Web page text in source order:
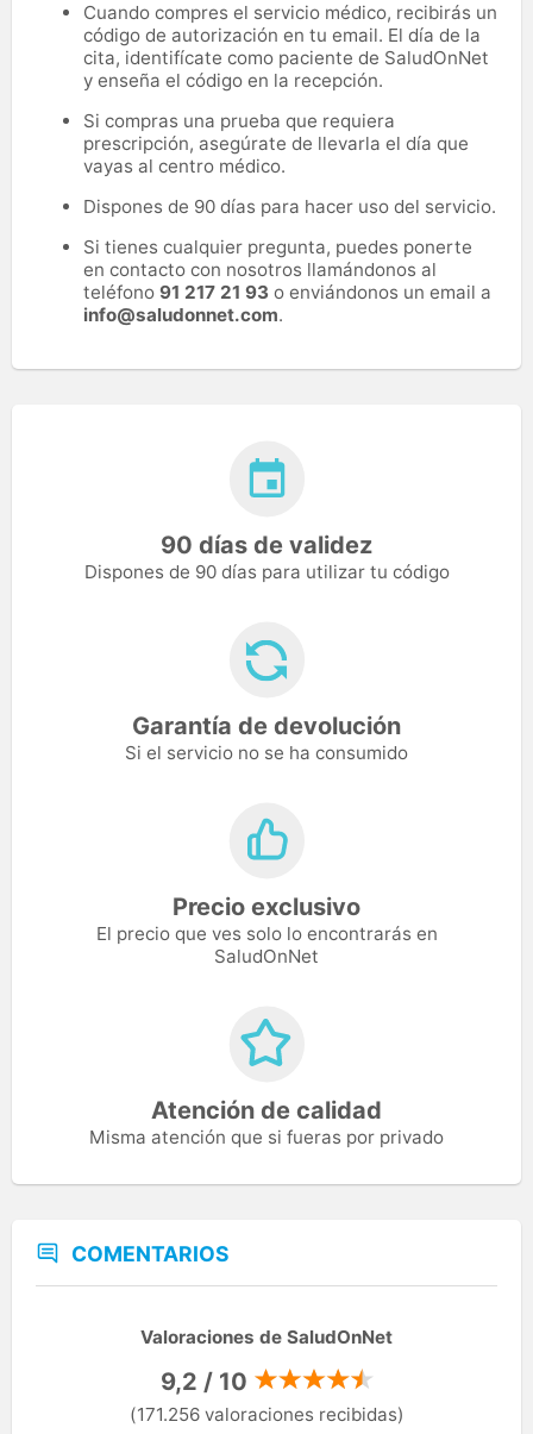
Cuando compres el servicio médico, recibirás un
código de autorización en tu email. El día de la
cita, identifícate como paciente de SaludOnNet
y enseña el código en la recepción.
Si compras una prueba que requiera
prescripción, asegúrate de llevarla el día que
vayas al centro médico.
Dispones de 90 días para hacer uso del servicio.
Si tienes cualquier pregunta, puedes ponerte
en contacto con nosotros llamándonos al
teléfono 91 217 21 93 o enviándonos un email a
info@saludonnet.com.
90 días de validez
Dispones de 90 días para utilizar tu código
Garantía de devolución
Si el servicio no se ha consumido
Precio exclusivo
El precio que ves solo lo encontrarás en
SaludOnNet
Atención de calidad
Misma atención que si fueras por privado
COMENTARIOS
Valoraciones de SaludOnNet
9,2 / 10
(171.256 valoraciones recibidas)